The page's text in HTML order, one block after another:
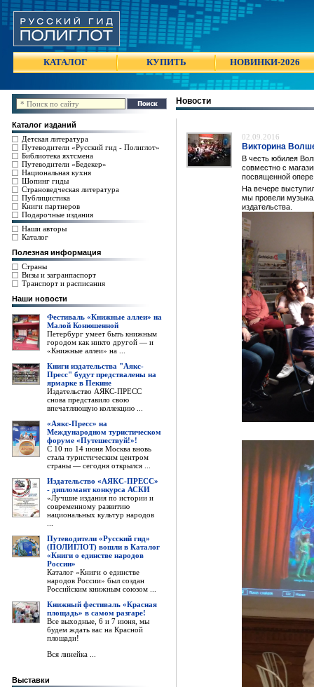
КАТАЛОГ КУПИТЬ НОВИНКИ-2026
Каталог изданий
Детская литература
Путеводители «Русский гид - Полиглот»
Библиотека яхтсмена
Путеводители «Бедекер»
Национальная кухня
Шопинг гиды
Страноведческая литература
Публицистика
Книги партнеров
Подарочные издания
Наши авторы
Каталог
Полезная информация
Страны
Визы и загранпаспорт
Транспорт и расписания
Наши новости
Фестиваль «Книжные аллеи» на
Малой Конюшенной
Петербург умеет быть книжным
городом как никто другой — и
«Книжные аллеи» на ...
Книги издательства "Аякс-
Пресс" будут предствалены на
ярмарке в Пекине
Издательство АЯКС-ПРЕСС
снова представило свою
впечатляющую коллекцию ...
«Аякс-Пресс» на
Международном туристическом
форуме «Путешествуй!»!
С 10 по 14 июня Москва вновь
стала туристическим центром
страны — сегодня открылся ...
Издательство «АЯКС-ПРЕСС»
- дипломант конкурса АСКИ
«Лучшие издания по истории и
современному развитию
национальных культур народов
Путеводители «Русский гид»
(ПОЛИГЛОТ) вошли в Каталог
«Книги о единстве народов
России»
Каталог «Книги о единстве
народов России» был создан
Российским книжным союзом ...
Книжный фестиваль «Красная
площадь» в самом разгаре!
Все выходные, 6 и 7 июня, мы
будем ждать вас на Красной
площади!
Вся линейка ...
Выставки
Новости
02.09.2016
Викторина
В честь юбилея
совместно с
посвященной
На вечере
мы провели
издательства.